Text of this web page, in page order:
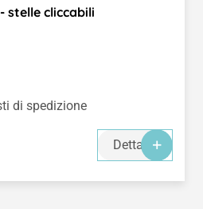
stelle cliccabili
di spedizione
Dettagli